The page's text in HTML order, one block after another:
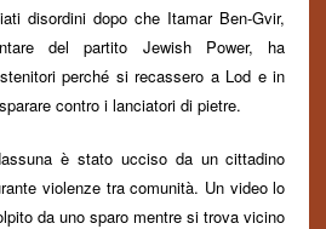
disordini dopo che Itamar Ben-Gvir,
del partito Jewish Power, ha
perché si recassero a Lod e in
contro i lanciatori di pietre.
è stato ucciso da un cittadino
violenze tra comunità. Un video lo
da uno sparo mentre si trova vicino